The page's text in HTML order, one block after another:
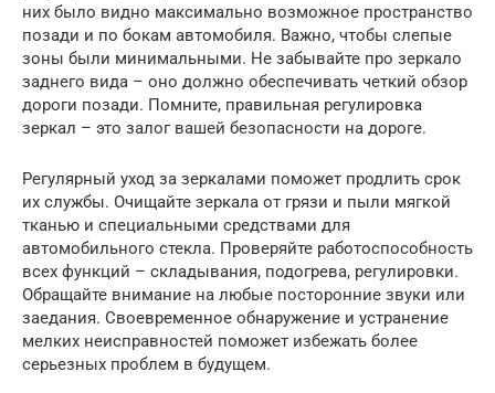
них было видно максимально возможное пространство
позади и по бокам автомобиля. Важно, чтобы слепые
зоны были минимальными. Не забывайте про зеркало
заднего вида – оно должно обеспечивать четкий обзор
дороги позади. Помните, правильная регулировка
зеркал – это залог вашей безопасности на дороге.
Регулярный уход за зеркалами поможет продлить срок
их службы. Очищайте зеркала от грязи и пыли мягкой
тканью и специальными средствами для
автомобильного стекла. Проверяйте работоспособность
всех функций – складывания, подогрева, регулировки.
Обращайте внимание на любые посторонние звуки или
заедания. Своевременное обнаружение и устранение
мелких неисправностей поможет избежать более
серьезных проблем в будущем.